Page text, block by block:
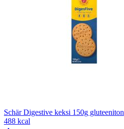
Schär Digestive keksi 150g gluteeniton
488 kcal